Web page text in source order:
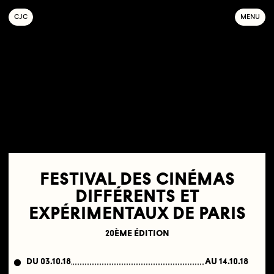
COLLECTIF
JEUNE
C INÉMA MENU
FESTIVAL DES CINÉMAS
DIFFÉRENTS ET
EXPÉRIMENTAUX DE PARIS
20ÈME ÉDITION
DU 03.10.18 AU 14.10.18